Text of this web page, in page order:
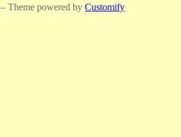
– Theme powered by Customify